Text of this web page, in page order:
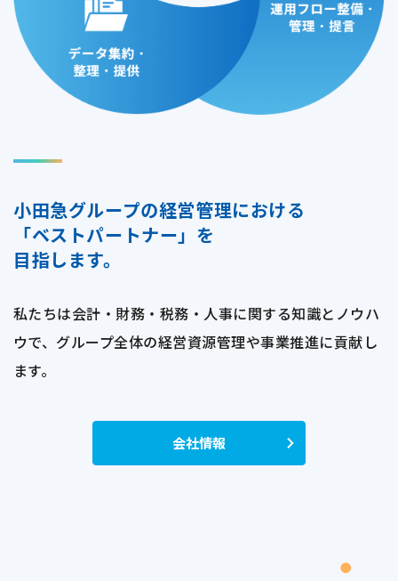
小田急グループの経営管理における
「ベストパートナー」を
目指します。
私たちは会計・財務・税務・人事に関する知識とノウハ
ウで、 グループ全体の経営資源管理や事業推進に貢献し
ます。
会社情報